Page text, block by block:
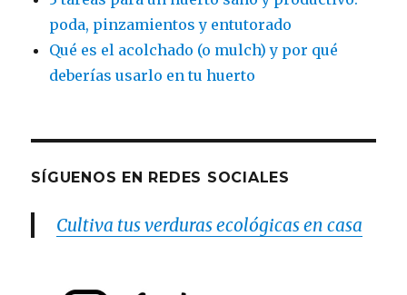
poda, pinzamientos y entutorado
Qué es el acolchado (o mulch) y por qué
deberías usarlo en tu huerto
SÍGUENOS EN REDES SOCIALES
Cultiva tus verduras ecológicas en casa